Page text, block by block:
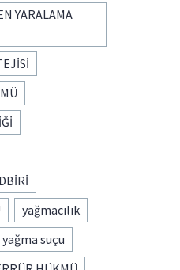
YARALAMA
yağmacılık
yağma suçu